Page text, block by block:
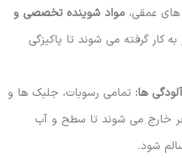
عمقی، مواد شوینده تخصصی و
کار گرفته می شوند تا پاکیزگی
ها:تمامی رسوبات، جلبک ها و
خارج می شوند تا سطح و آب
شود.